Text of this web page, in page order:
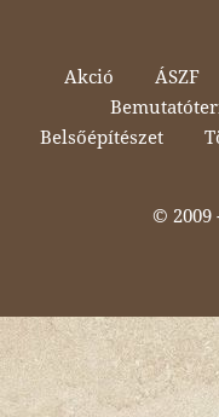
Akció ÁSZF
Belsőépítészet
© 2009